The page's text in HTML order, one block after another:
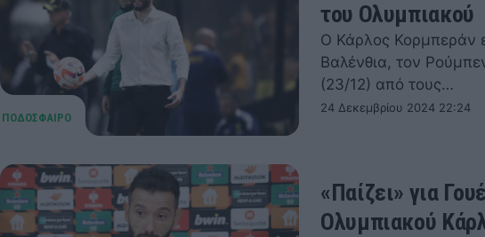
του Ολυμπιακού
Ο Κάρλος Κορμπεράν
Βαλένθια, τον
(23/12) από τους…
24 Δεκεμβρίου 2024 22:24
«Παίζει» για
Ολυμπιακού